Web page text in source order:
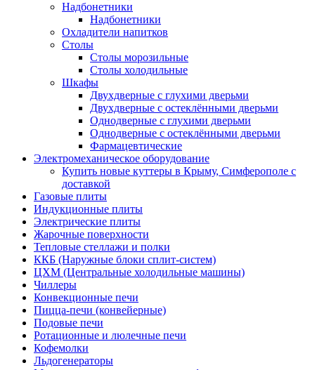
Надбонетники
Надбонетники
Охладители напитков
Столы
Столы морозильные
Столы холодильные
Шкафы
Двухдверные с глухими дверьми
Двухдверные с остеклёнными дверьми
Однодверные с глухими дверьми
Однодверные с остеклёнными дверьми
Фармацевтические
Электромеханическое оборудование
Купить новые куттеры в Крыму, Симферополе с
доставкой
Газовые плиты
Индукционные плиты
Электрические плиты
Жарочные поверхности
Тепловые стеллажи и полки
ККБ (Наружные блоки сплит-систем)
ЦХМ (Центральные холодильные машины)
Чиллеры
Конвекционные печи
Пицца-печи (конвейерные)
Подовые печи
Ротационные и люлечные печи
Кофемолки
Льдогенераторы